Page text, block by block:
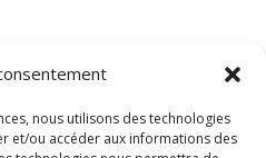
nous utilisons des technologies
et/ou accéder aux informations des
Rechercher